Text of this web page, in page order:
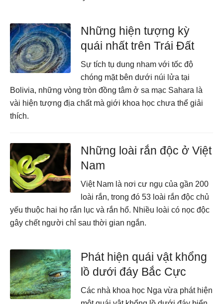
Những hiện tượng kỳ
quái nhất trên Trái Đất
Sự tích tụ dung nham với tốc độ
chóng mặt bên dưới núi lửa tại
Bolivia, những vòng tròn đồng tâm ở sa mạc Sahara là
vài hiện tượng địa chất mà giới khoa học chưa thể giải
thích.
Những loài rắn độc ở Việt
Nam
Việt Nam là nơi cư ngụ của gần 200
loài rắn, trong đó 53 loài rắn độc chủ
yếu thuộc hai họ rắn lục và rắn hổ. Nhiều loài có nọc độc
gây chết người chỉ sau thời gian ngắn.
Phát hiện quái vật khổng
lồ dưới đáy Bắc Cực
Các nhà khoa học Nga vừa phát hiện